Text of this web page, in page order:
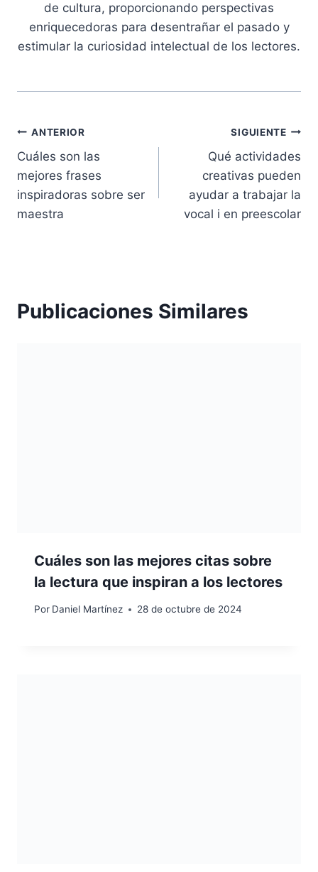
de cultura, proporcionando perspectivas
enriquecedoras para desentrañar el pasado y
estimular la curiosidad intelectual de los lectores.
Navegación
de
entradas
ANTERIOR
Cuáles son las
mejores frases
inspiradoras sobre ser
maestra
SIGUIENTE
Qué actividades
creativas pueden
ayudar a trabajar la
vocal i en preescolar
Publicaciones Similares
Cuáles son las mejores citas sobre
la lectura que inspiran a los lectores
Por Daniel Martínez 28 de octubre de 2024